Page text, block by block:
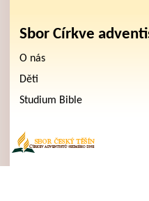
Sbor Církve
O nás
Děti
Studium Bible